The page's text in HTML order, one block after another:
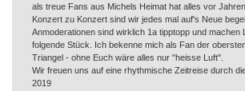
als treue Fans aus Michels Heimat hat alles vor
Konzert zu Konzert sind wir jedes mal auf's Neue
Anmoderationen sind wirklich 1a tipptopp und machen
folgende Stück. Ich bekenne mich als Fan der
Triangel - ohne Euch wäre alles nur "heisse Luft".
Wir freuen uns auf eine rhythmische Zeitreise durch
2019